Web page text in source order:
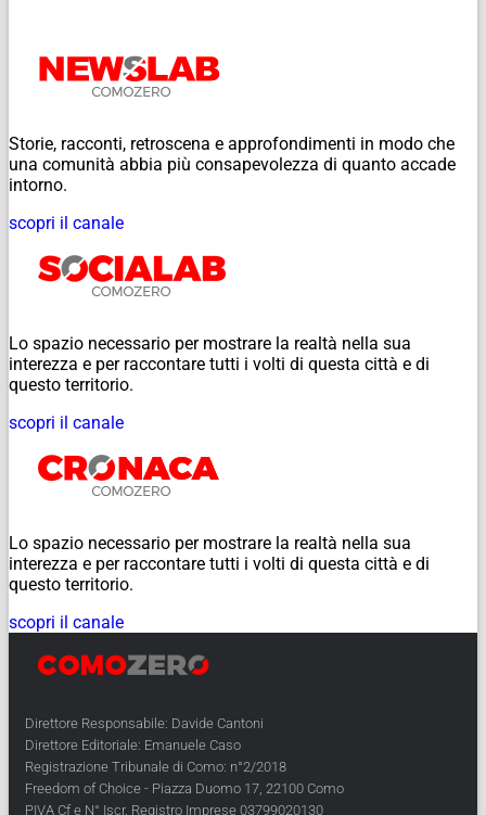
Storie, racconti, retroscena e approfondimenti in modo che
una comunità abbia più consapevolezza di quanto accade
intorno.
scopri il canale
Lo spazio necessario per mostrare la realtà nella sua
interezza e per raccontare tutti i volti di questa città e di
questo territorio.
scopri il canale
Lo spazio necessario per mostrare la realtà nella sua
interezza e per raccontare tutti i volti di questa città e di
questo territorio.
scopri il canale
Direttore Responsabile: Davide Cantoni
Direttore Editoriale: Emanuele Caso
Registrazione Tribunale di Como: n°2/2018
Freedom of Choice - Piazza Duomo 17, 22100 Como
PIVA Cf e N° Iscr. Registro Imprese 03799020130